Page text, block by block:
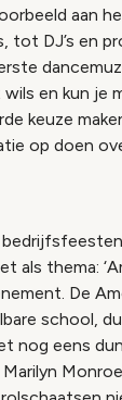
aan
tot DJ’s en
en kun je
keuze
op doen
als thema:
De
school,
nog eens